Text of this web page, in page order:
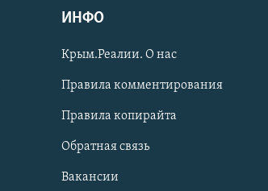
ИНФО
Крым.Реалии. О нас
Правила комментирования
Правила копирайта
Обратная связь
Вакансии